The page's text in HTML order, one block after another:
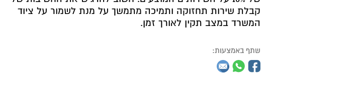
קבלת שירות תחזוקה ותמיכה מתמשך על מנת לשמור על ציוד
המשרד במצב תקין לאורך זמן.
שתף באמצעות: